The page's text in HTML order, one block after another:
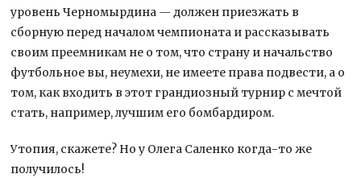
уровень Черномырдина — должен приезжать в
сборную перед началом чемпионата и рассказывать
своим преемникам не о том, что страну и начальство
футбольное вы, неумехи, не имеете права подвести, а о
том, как входить в этот грандиозный турнир с мечтой
стать, например, лучшим его бомбардиром.
Утопия, скажете? Но у Олега Саленко когда-то же
получилось!